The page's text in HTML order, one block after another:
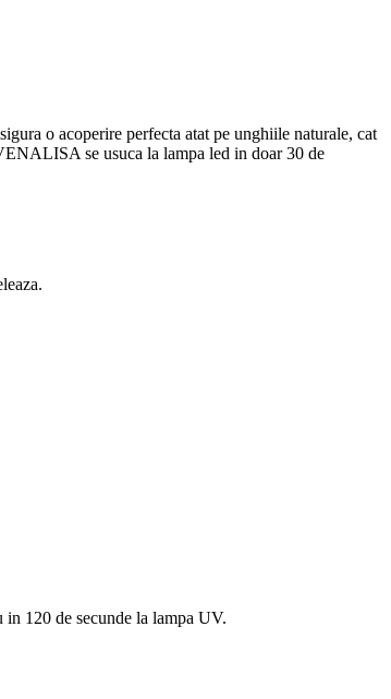
o acoperire perfecta atat pe unghiile naturale, cat
se usuca la lampa led in doar 30 de
in 120 de secunde la lampa UV.